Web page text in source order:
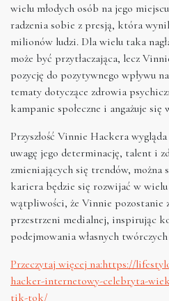
wielu młodych osób na jego
radzenia sobie z presją, która
milionów ludzi. Dla wielu taka
może być przytłaczająca, lecz
pozycję do pozytywnego wpływu
tematy dotyczące zdrowia
kampanie społeczne i angażuje się
Przyszłość Vinnie Hackera
uwagę jego determinację, talent i
zmieniających się trendów, można
kariera będzie się rozwijać w
wątpliwości, że Vinnie pozostanie
przestrzeni medialnej, inspirując
podejmowania własnych
Przeczytaj więcej na:https://
hacker-internetowy-celebryta-
tik-tok/